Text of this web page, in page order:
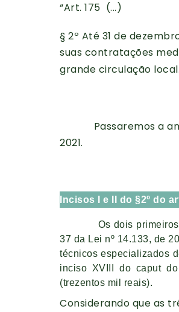
“Art. 175 (...)
§ 2º Até 31 de
suas contratações
grande circulação
Passaremos a
2021.
Incisos I e II do §2º do
Os dois
37 da Lei nº 14.133, de
técnicos especializados
inciso XVIII do caput
(trezentos mil reais).
Considerando que as